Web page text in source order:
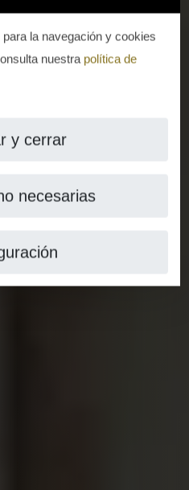
la navegación y cookies
nuestra política de
y cerrar
necesarias